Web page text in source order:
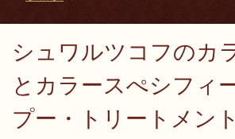
シュワルツコフのカ
とカラースぺシフィ
プー・トリートメン